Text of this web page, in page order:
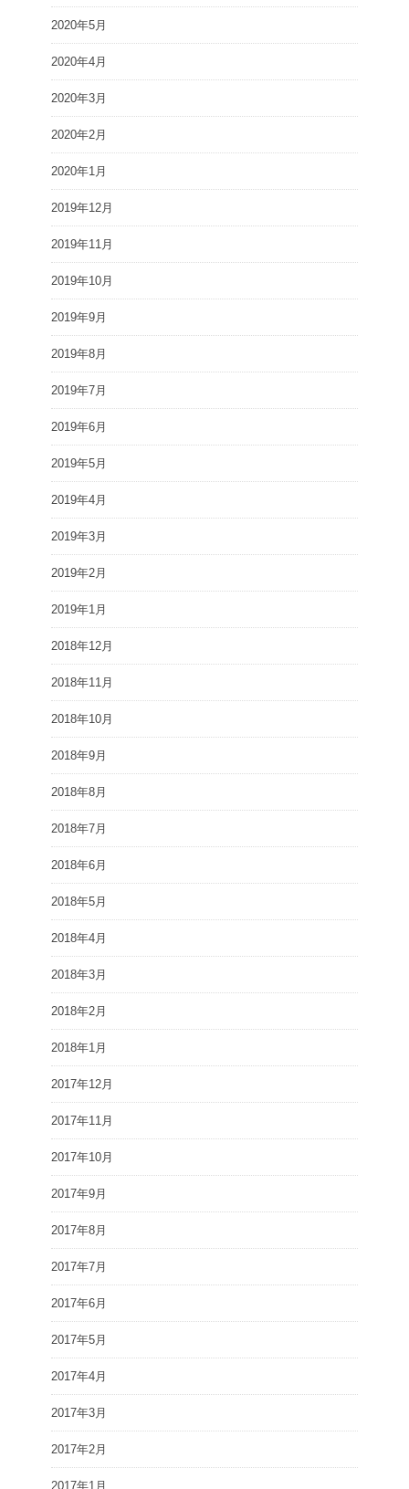
2020年5月
2020年4月
2020年3月
2020年2月
2020年1月
2019年12月
2019年11月
2019年10月
2019年9月
2019年8月
2019年7月
2019年6月
2019年5月
2019年4月
2019年3月
2019年2月
2019年1月
2018年12月
2018年11月
2018年10月
2018年9月
2018年8月
2018年7月
2018年6月
2018年5月
2018年4月
2018年3月
2018年2月
2018年1月
2017年12月
2017年11月
2017年10月
2017年9月
2017年8月
2017年7月
2017年6月
2017年5月
2017年4月
2017年3月
2017年2月
2017年1月